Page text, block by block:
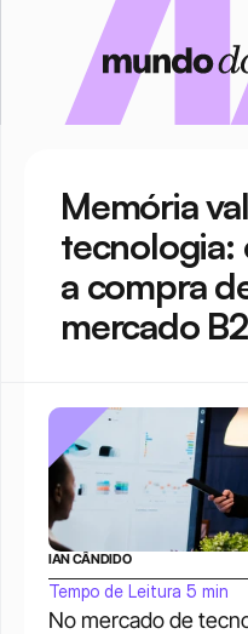
Memória
tecnologia:
a compra
mercado
No mercado de
IAN CÂNDIDO
Tempo de Leitura 5 min